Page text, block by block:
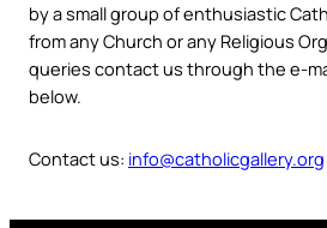
by a small group of enthusiastic
from any Church or any Religious
queries contact us through the e-
below.
Contact us: info@catholicgallery.org